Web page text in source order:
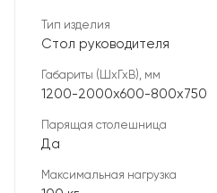
Тип изделия
Стол руководителя
Габариты (ШхГхВ), мм
1200-2000х600-800х750
Парящая столешница
Да
Максимальная нагрузка